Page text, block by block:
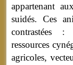
appartenant
suidés. Ces
contrastées :
ressources
agricoles,